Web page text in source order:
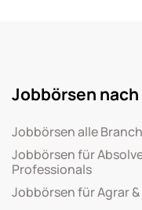
Jobbörsen
Jobbörsen alle
Jobbörsen für
Professionals
Jobbörsen für Agrar